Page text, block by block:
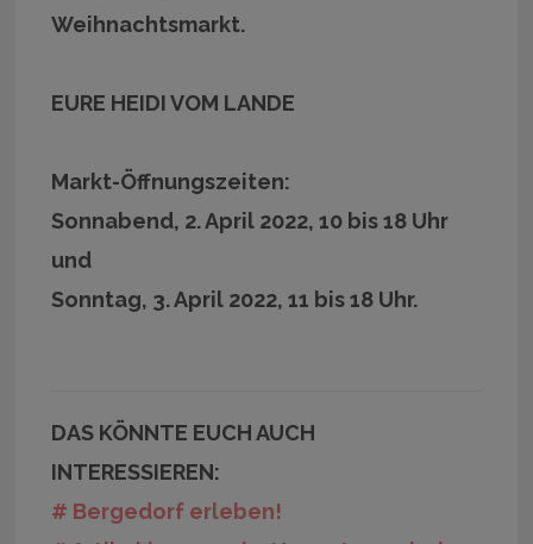
Weihnachtsmarkt.
EURE HEIDI VOM LANDE
Markt-Öffnungszeiten:
Sonnabend, 2. April 2022, 10 bis 18 Uhr
und
Sonntag, 3. April 2022, 11 bis 18 Uhr.
DAS KÖNNTE EUCH AUCH
INTERESSIEREN:
# Bergedorf erleben!